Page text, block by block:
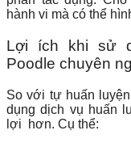
hành vi mà có thể
Lợi ích khi sử
Poodle chuyên
So với tự huấn
dụng dịch vụ huấn
lợi hơn. Cụ thể: